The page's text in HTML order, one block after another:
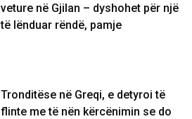
veture në Gjilan – dyshohet për një
të lënduar rëndë, pamje
Tronditëse në Greqi, e detyroi të
flinte me të nën kërcënimin se do